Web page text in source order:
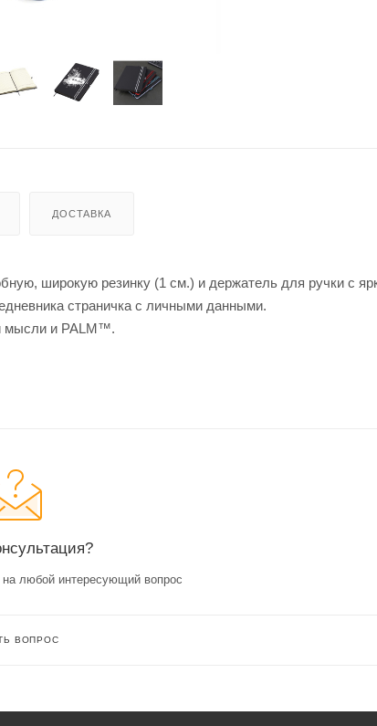
ДОСТАВКА
широкую резинку (1 см.) и держатель для ручки с
страничка с личными данными.
мысли и PALM™.
любой интересующий вопрос
ВОПРОС